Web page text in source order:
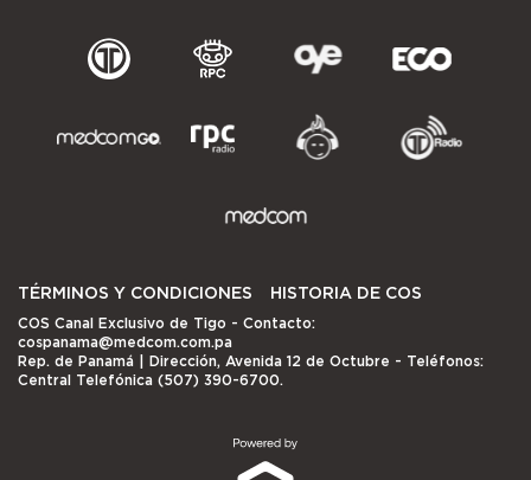
TÉRMINOS Y CONDICIONES HISTORIA DE COS
COS Canal Exclusivo de Tigo - Contacto:
cospanama@medcom.com.pa
Rep. de Panamá | Dirección, Avenida 12 de Octubre - Teléfonos:
Central Telefónica (507) 390-6700.